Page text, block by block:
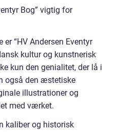
Bog” vigtig for
“HV Andersen Eventyr
kultur og kunstnerisk
kun den genialitet, der lå i
også den æstetiske
illustrationer og
med værket.
kaliber og historisk